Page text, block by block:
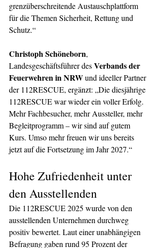
grenzüberschreitende Austauschplattform
für die Themen Sicherheit, Rettung und
Schutz.“
Christoph Schöneborn,
Landesgeschäftsführer des Verbands der
Feuerwehren in NRW und ideeller Partner
der 112RESCUE, ergänzt: „Die diesjährige
112RESCUE war wieder ein voller Erfolg.
Mehr Fachbesucher, mehr Aussteller, mehr
Begleitprogramm – wir sind auf gutem
Kurs. Umso mehr freuen wir uns bereits
jetzt auf die Fortsetzung im Jahr 2027.“
Hohe Zufriedenheit unter
den Ausstellenden
Die 112RESCUE 2025 wurde von den
ausstellenden Unternehmen durchweg
positiv bewertet. Laut einer unabhängigen
Befragung gaben rund 95 Prozent der